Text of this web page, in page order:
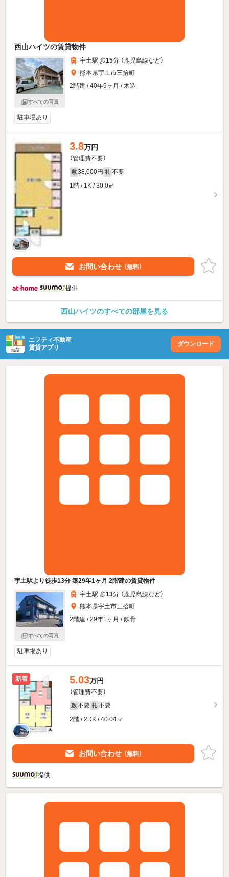
西山ハイツの賃貸物件
すべての写真
宇土駅 歩15分 （鹿児島線など）
熊本県宇土市三拾町
2階建 / 40年9ヶ月 / 木造
駐車場あり
3.8万円
（管理費不要）
敷 38,000円 礼 不要
1階 / 1K / 30.0㎡
お問い合わせ （無料）
提供
西山ハイツのすべての部屋を見る
ニフティ不動産
賃貸アプリ
ダウンロード
宇土駅より徒歩13分 築29年1ヶ月 2階建の賃貸物件
すべての写真
宇土駅 歩13分 （鹿児島線など）
熊本県宇土市三拾町
2階建 / 29年1ヶ月 / 鉄骨
駐車場あり
新着 5.03万円
（管理費不要）
敷 不要 礼 不要
2階 / 2DK / 40.04㎡
お問い合わせ （無料）
提供